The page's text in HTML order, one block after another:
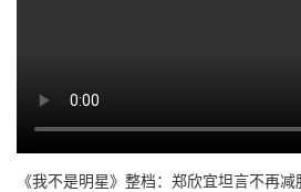
《我不是明星》整档：郑欣宜坦言不再